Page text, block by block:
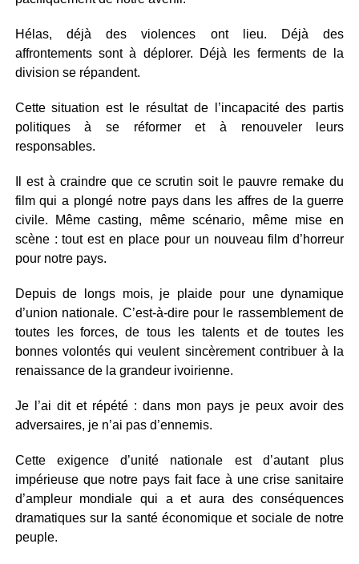
Hélas, déjà des violences ont lieu. Déjà des
affrontements sont à déplorer. Déjà les ferments de la
division se répandent.
Cette situation est le résultat de l’incapacité des partis
politiques à se réformer et à renouveler leurs
responsables.
Il est à craindre que ce scrutin soit le pauvre remake du
film qui a plongé notre pays dans les affres de la guerre
civile. Même casting, même scénario, même mise en
scène : tout est en place pour un nouveau film d’horreur
pour notre pays.
Depuis de longs mois, je plaide pour une dynamique
d’union nationale. C’est-à-dire pour le rassemblement de
toutes les forces, de tous les talents et de toutes les
bonnes volontés qui veulent sincèrement contribuer à la
renaissance de la grandeur ivoirienne.
Je l’ai dit et répété : dans mon pays je peux avoir des
adversaires, je n’ai pas d’ennemis.
Cette exigence d’unité nationale est d’autant plus
impérieuse que notre pays fait face à une crise sanitaire
d’ampleur mondiale qui a et aura des conséquences
dramatiques sur la santé économique et sociale de notre
peuple.